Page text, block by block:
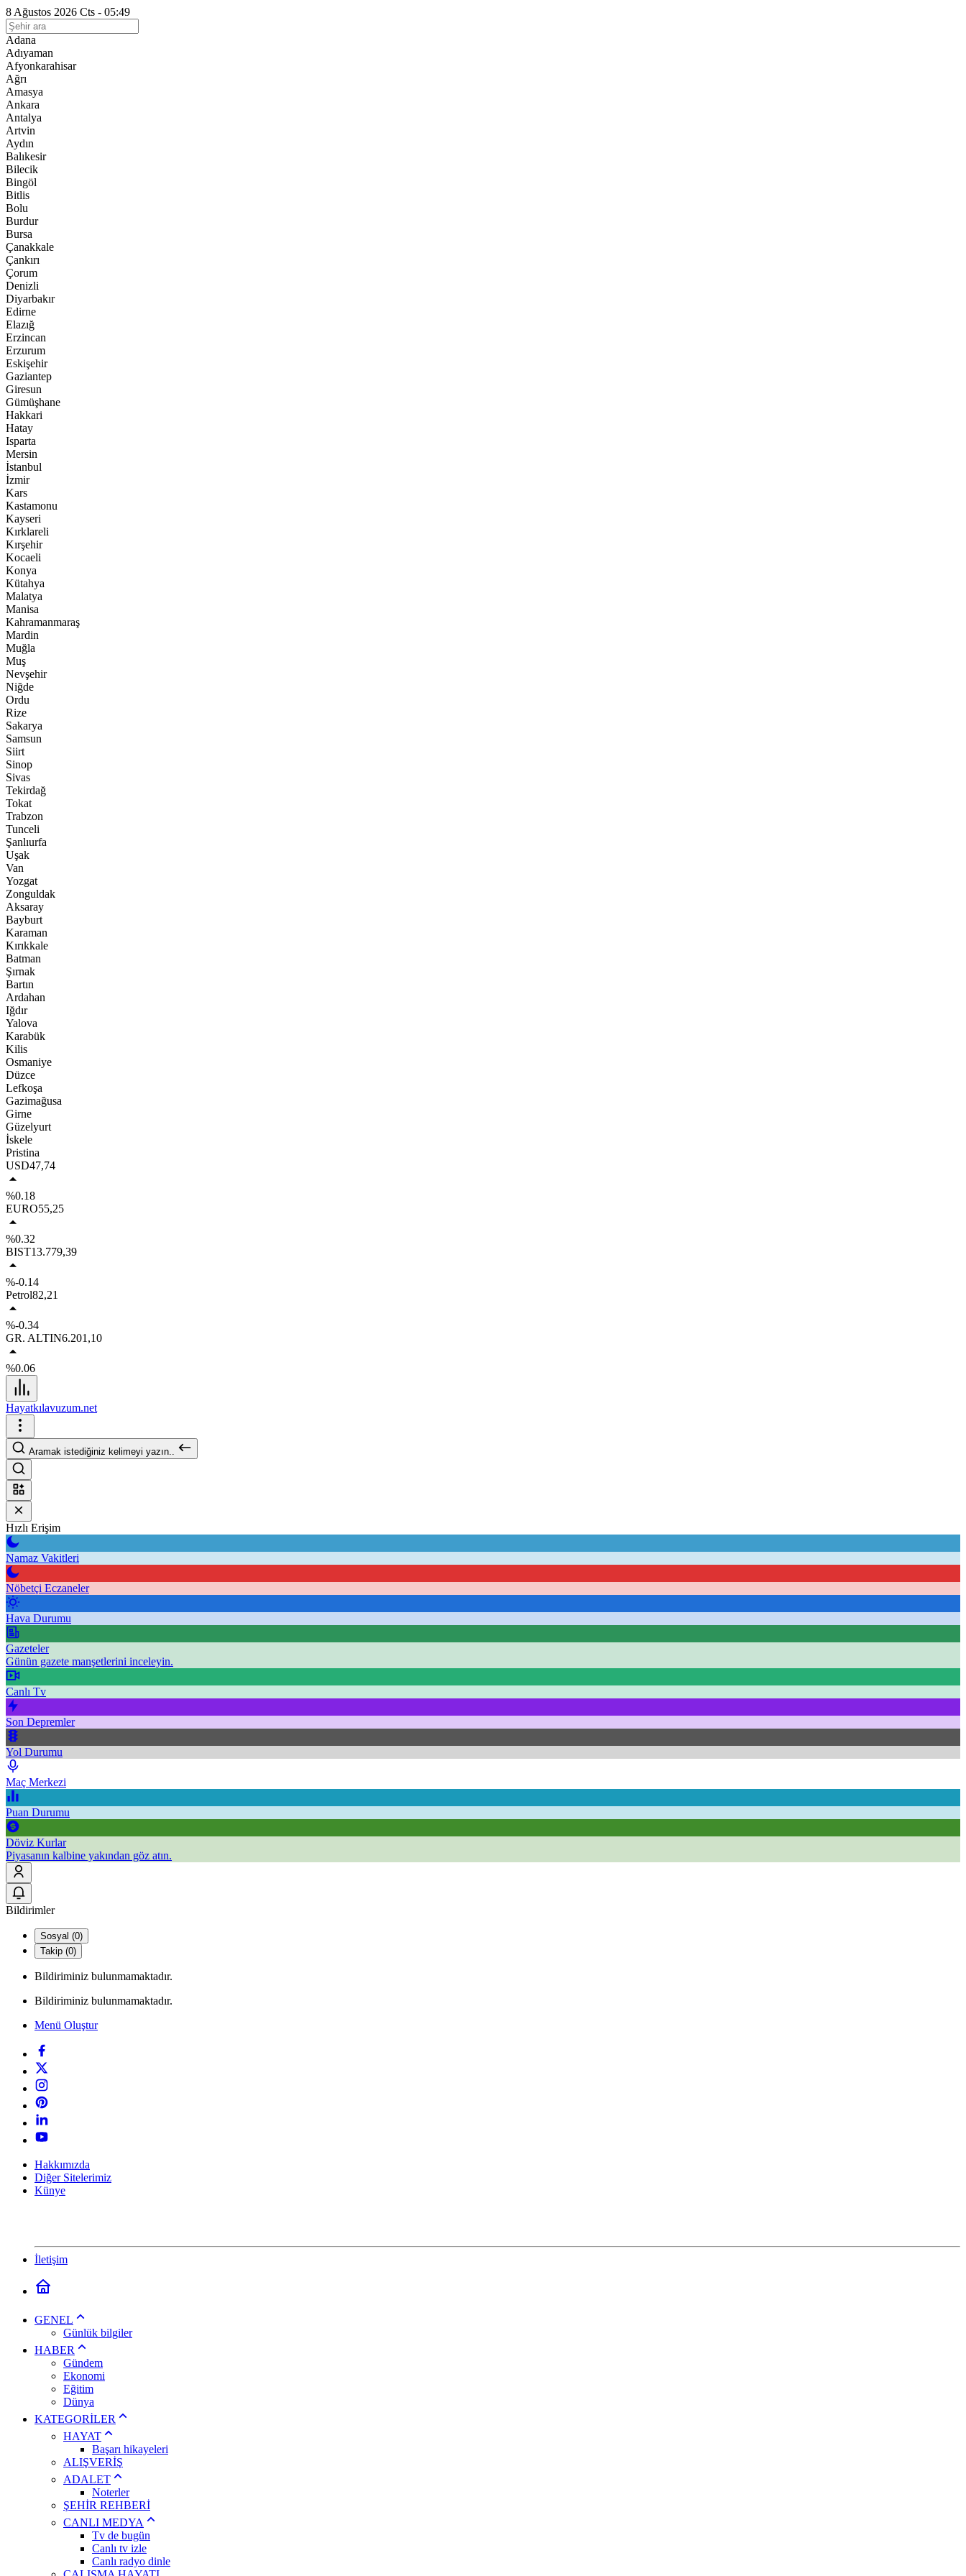
8 Ağustos 2026 Cts - 05:49
Adana
Adıyaman
Afyonkarahisar
Ağrı
Amasya
Ankara
Antalya
Artvin
Aydın
Balıkesir
Bilecik
Bingöl
Bitlis
Bolu
Burdur
Bursa
Çanakkale
Çankırı
Çorum
Denizli
Diyarbakır
Edirne
Elazığ
Erzincan
Erzurum
Eskişehir
Gaziantep
Giresun
Gümüşhane
Hakkari
Hatay
Isparta
Mersin
İstanbul
İzmir
Kars
Kastamonu
Kayseri
Kırklareli
Kırşehir
Kocaeli
Konya
Kütahya
Malatya
Manisa
Kahramanmaraş
Mardin
Muğla
Muş
Nevşehir
Niğde
Ordu
Rize
Sakarya
Samsun
Siirt
Sinop
Sivas
Tekirdağ
Tokat
Trabzon
Tunceli
Şanlıurfa
Uşak
Van
Yozgat
Zonguldak
Aksaray
Bayburt
Karaman
Kırıkkale
Batman
Şırnak
Bartın
Ardahan
Iğdır
Yalova
Karabük
Kilis
Osmaniye
Düzce
Lefkoşa
Gazimağusa
Girne
Güzelyurt
İskele
Pristina
USD47,74
%0.18
EURO55,25
%0.32
BIST13.779,39
%-0.14
Petrol82,21
%-0.34
GR. ALTIN6.201,10
%0.06
Hayatkılavuzum.net
Aramak istediğiniz kelimeyi yazın..
Hızlı Erişim
Namaz Vakitleri
Nöbetçi Eczaneler
Hava Durumu
Gazeteler
Günün gazete manşetlerini inceleyin.
Canlı Tv
Son Depremler
Yol Durumu
Maç Merkezi
Puan Durumu
Döviz Kurlar
Piyasanın kalbine yakından göz atın.
Bildirimler
Sosyal (0)
Takip (0)
Bildiriminiz bulunmamaktadır.
Bildiriminiz bulunmamaktadır.
Menü Oluştur
Hakkımızda
Diğer Sitelerimiz
Künye
İletişim
GENEL
Günlük bilgiler
HABER
Gündem
Ekonomi
Eğitim
Dünya
KATEGORİLER
HAYAT
Başarı hikayeleri
ALIŞVERİŞ
ADALET
Noterler
ŞEHİR REHBERİ
CANLI MEDYA
Tv de bugün
Canlı tv izle
Canlı radyo dinle